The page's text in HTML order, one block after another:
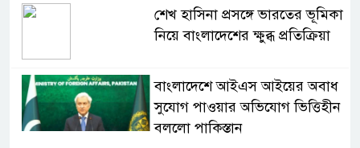
শেখ হাসিনা প্রসঙ্গে ভারতের ভূমিকা
নিয়ে বাংলাদেশের ক্ষুব্ধ প্রতিক্রিয়া
বাংলাদেশে আইএস আইয়ের অবাধ
সুযোগ পাওয়ার অভিযোগ ভিত্তিহীন
বললো পাকিস্তান